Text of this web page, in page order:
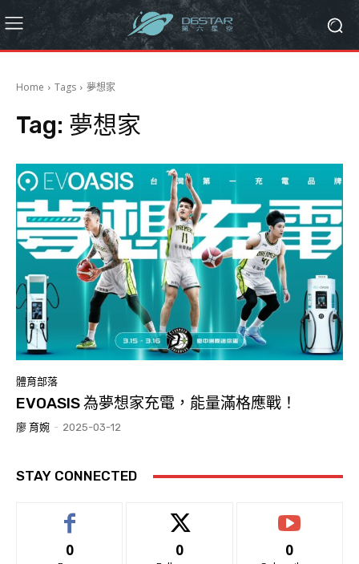
Home Tags 夢想家
Tag: 夢想家
體育部落
EVOASIS 為夢想家充電，能量滿格應戰！
廖 育婉 - 2025-03-12
STAY CONNECTED
0 0 0